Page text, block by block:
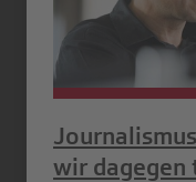
wir dagegen